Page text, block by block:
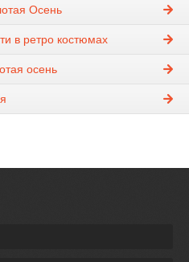
Осень
в ретро костюмах
осень